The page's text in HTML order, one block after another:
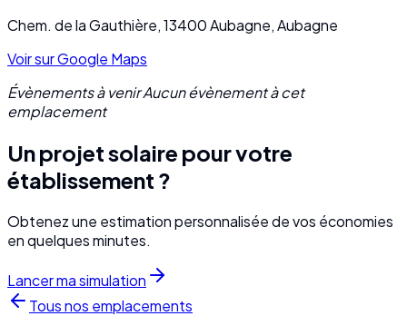
Chem. de la Gauthière, 13400 Aubagne, Aubagne
Voir sur Google Maps
Évènements à venir Aucun évènement à cet
emplacement
Un projet solaire pour votre
établissement ?
Obtenez une estimation personnalisée de vos économies
en quelques minutes.
Lancer ma simulation
Tous nos emplacements